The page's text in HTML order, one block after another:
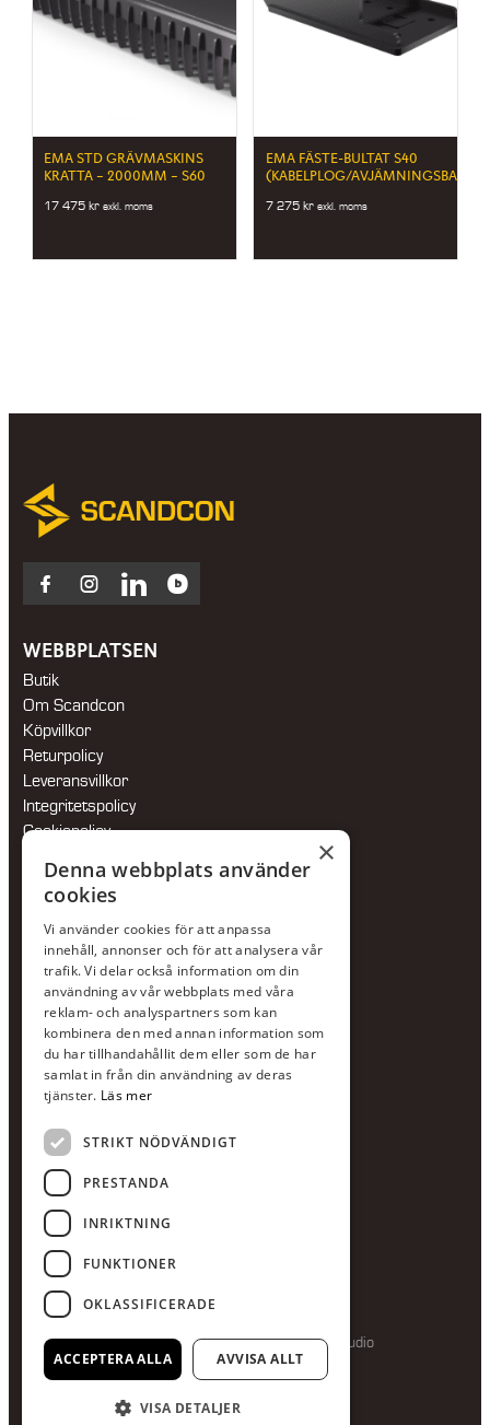
EMA STD GRÄVMASKINS
KRATTA – 2000MM – S60
17 475kr exkl. moms
EMA FÄSTE-BULTAT S40
(KABELPLOG/AVJÄMNINGSBALK)
7 275 kr exkl. moms
Facebook
Instagram
LinkedInBlocket
WEBBPLATSEN
Butik
Om Scandcon
Köpvillkor
Returpolicy
Leveransvillkor
Integritetspolicy
Cookiepolicy
Jour:073-36 88 87 0
Växel:020-120 29 00
E-post:info@scandcon.se
BESÖKSADRESS
Backagårdsgatan 9
511 57 Kinna
UPPGIFTER
Orgnummer
559375-8161
Swishnummer
123-615 05 28
Producerad av Gota Media Brand Studio
×
Denna webbplats använder
cookies
Vi använder cookies för att anpassa
innehåll, annonser och för att analysera vår
trafik. Vi delar också information om din
användning av vår webbplats med våra
reklam- och analyspartners som kan
kombinera den med annan information som
du har tillhandahållit dem eller som de har
samlat in från din användning av deras
tjänster. Läs mer
STRIKT NÖDVÄNDIGT
PRESTANDA
INRIKTNING
FUNKTIONER
OKLASSIFICERADE
ACCEPTERA ALLA AVVISA ALLT
VISA DETALJER